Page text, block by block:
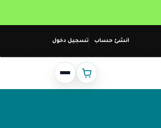
انشئ حساب تسجيل دخول